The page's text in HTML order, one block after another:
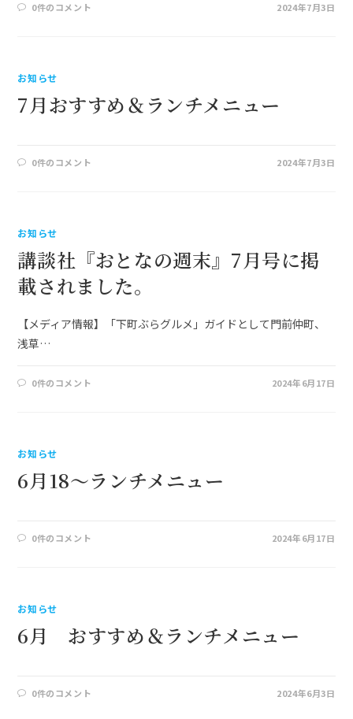
0件のコメント 2024年7月3日
お知らせ
7月おすすめ＆ランチメニュー
0件のコメント 2024年7月3日
お知らせ
講談社『おとなの週末』7月号に掲
載されました。
【メディア情報】「下町ぶらグルメ」ガイドとして門前仲町、
浅草…
0件のコメント 2024年6月17日
お知らせ
6月18～ランチメニュー
0件のコメント 2024年6月17日
お知らせ
6月 おすすめ＆ランチメニュー
0件のコメント 2024年6月3日